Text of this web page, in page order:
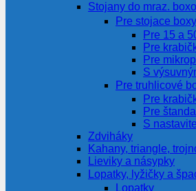
Stojany do mraz.
Pre stojace boxy
Pre 15 a
Pre
Pre
S
Pre truhlicové
Pre
Pre
S
Zdviháky
Kahany, triangle,
Lieviky a násypky
Lopatky, lyžičky a
Lopatky